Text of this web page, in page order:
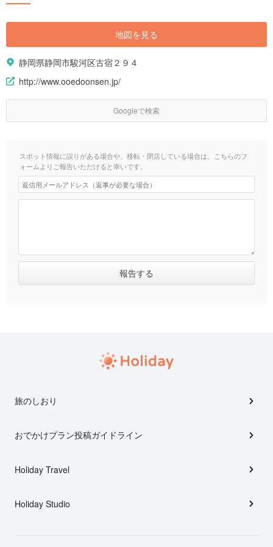
地図を見る
静岡県静岡市駿河区古宿２９４
http://www.ooedoonsen.jp/
Googleで検索
スポット情報に誤りがある場合や、移転・閉店している場合は、こちらのフ
ォームよりご報告いただけると幸いです。
旅のしおり
おでかけプラン投稿ガイドライン
Holiday Travel
Holiday Studio